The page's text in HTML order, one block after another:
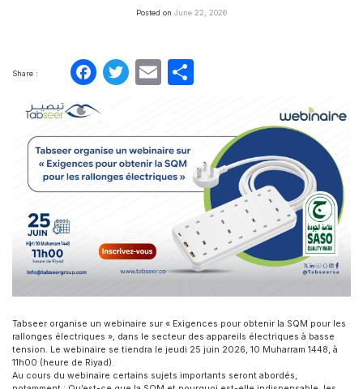
Posted on June 22, 2026
Share : Facebook
Twitter
Email
Tabseer organise un webinaire sur « Exigences pour obtenir la SQM pour les
rallonges électriques », dans le secteur des appareils électriques à basse
tension. Le webinaire se tiendra le jeudi 25 juin 2026, 10 Muharram 1448, à
11h00 (heure de Riyad).
Au cours du webinaire certains sujets importants seront abordés,